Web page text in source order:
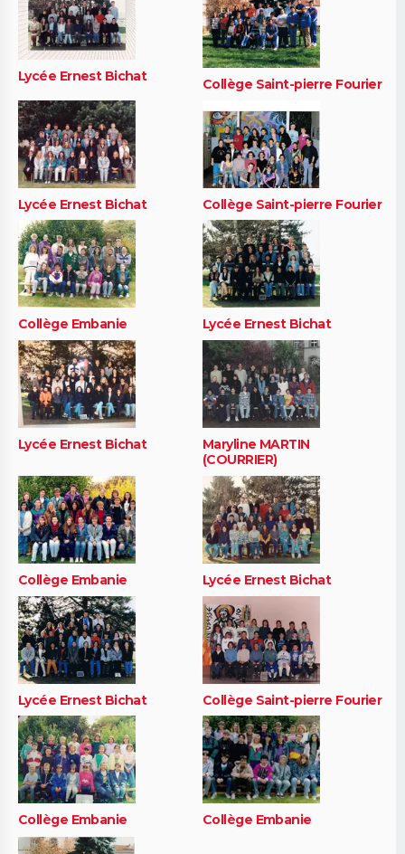
Lycée Ernest Bichat Collège Saint-pierre Fourier
Lycée Ernest Bichat Collège Saint-pierre Fourier
Collège Embanie Lycée Ernest Bichat
Lycée Ernest Bichat
Maryline MARTIN
(COURRIER)
Collège Embanie Lycée Ernest Bichat
Lycée Ernest Bichat Collège Saint-pierre Fourier
Collège Embanie Collège Embanie